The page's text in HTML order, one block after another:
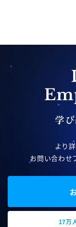
より
お問い合わせ
17万